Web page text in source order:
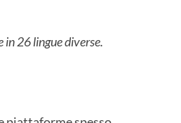
in 26 lingue diverse.